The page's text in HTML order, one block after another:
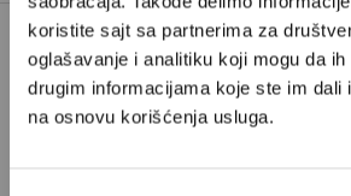
koristite sajt sa partnerima za
oglašavanje i analitiku koji mogu da
drugim informacijama koje ste im dali
na osnovu korišćenja usluga.
TAGOVI:
ALKOHOL JESEN
PEČENJE RAKIJE